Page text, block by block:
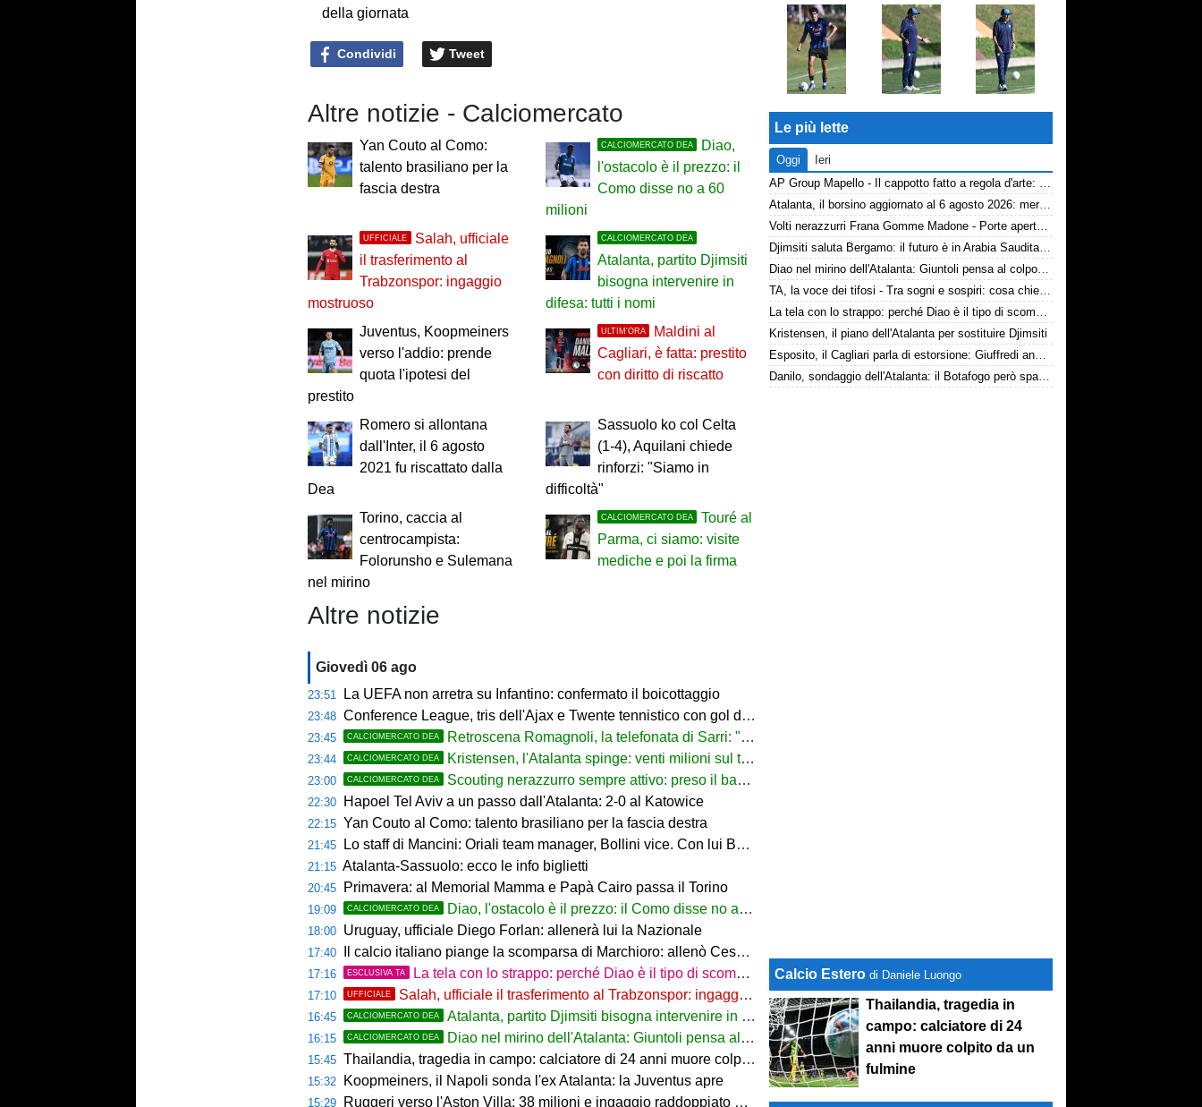
della giornata
Condividi Tweet
Altre notizie - Calciomercato
Yan Couto al Como:
talento brasiliano per la
fascia destra
CALCIOMERCATO DEA
Diao,
l'ostacolo è il prezzo: il
Como disse no a 60
milioni
UFFICIALE
Salah, ufficiale
il trasferimento al
Trabzonspor: ingaggio
mostruoso
CALCIOMERCATO DEA
Atalanta, partito Djimsiti
bisogna intervenire in
difesa: tutti i nomi
Juventus, Koopmeiners
verso l'addio: prende
quota l'ipotesi del
prestito
ULTIM'ORA
Maldini al
Cagliari, è fatta: prestito
con diritto di riscatto
Romero si allontana
dall'Inter, il 6 agosto
2021 fu riscattato dalla
Dea
Sassuolo ko col Celta
(1-4), Aquilani chiede
rinforzi: "Siamo in
difficoltà"
Torino, caccia al
centrocampista:
Folorunsho e Sulemana
nel mirino
CALCIOMERCATO DEA
Touré al
Parma, ci siamo: visite
mediche e poi la firma
Altre notizie
Giovedì 06 ago
23:51 La UEFA non arretra su Infantino: confermato il boicottaggio
23:48 Conference League, tris dell'Ajax e Twente tennistico con gol di Pjaca
23:45 CALCIOMERCATO DEA Retroscena Romagnoli, la telefonata di Sarri: "Vieni con me a Bergamo"
23:44 CALCIOMERCATO DEA Kristensen, l'Atalanta spinge: venti milioni sul tavolo
23:00 CALCIOMERCATO DEA Scouting nerazzurro sempre attivo: preso il baby difensore 2010 Levačić
22:30 Hapoel Tel Aviv a un passo dall'Atalanta: 2-0 al Katowice
22:15 Yan Couto al Como: talento brasiliano per la fascia destra
21:45 Lo staff di Mancini: Oriali team manager, Bollini vice. Con lui Bonucci, Gagliardi e Maccarone
21:15 Atalanta-Sassuolo: ecco le info biglietti
20:45 Primavera: al Memorial Mamma e Papà Cairo passa il Torino
19:09 CALCIOMERCATO DEA Diao, l'ostacolo è il prezzo: il Como disse no a 60 milioni
18:00 Uruguay, ufficiale Diego Forlan: allenerà lui la Nazionale
17:40 Il calcio italiano piange la scomparsa di Marchioro: allenò Cesena e Milan
17:16 ESCLUSIVA TA La tela con lo strappo: perché Diao è il tipo di scommessa che Giuntoli ama
17:10 UFFICIALE Salah, ufficiale il trasferimento al Trabzonspor: ingaggio mostruoso
16:45 CALCIOMERCATO DEA Atalanta, partito Djimsiti bisogna intervenire in difesa: tutti i nomi
16:15 CALCIOMERCATO DEA Diao nel mirino dell'Atalanta: Giuntoli pensa al colpo dal Como
15:45 Thailandia, tragedia in campo: calciatore di 24 anni muore colpito da un fulmine
15:32 Koopmeiners, il Napoli sonda l'ex Atalanta: la Juventus apre
15:29 Ruggeri verso l'Aston Villa: 38 milioni e ingaggio raddoppiato a 5 Mln a stagione
Le più lette
Oggi
Ieri
AP Group Mapello - Il cappotto fatto a regola d'arte: qualità certificata ICMQ
Atalanta, il borsino aggiornato al 6 agosto 2026: mercato in entrata ancora in stand-by. Si lavora sulle cessioni
Volti nerazzurri Frana Gomme Madone - Porte aperte alla New Balance Arena: i volti dei tifosi della Dea
Djimsiti saluta Bergamo: il futuro è in Arabia Saudita! Tre milioni e firma biennale
Diao nel mirino dell'Atalanta: Giuntoli pensa al colpo dal Como
TA, la voce dei tifosi - Tra sogni e sospiri: cosa chiedono davvero i tifosi dell'Atalanta
La tela con lo strappo: perché Diao è il tipo di scommessa che Giuntoli ama
Kristensen, il piano dell'Atalanta per sostituire Djimsiti
Esposito, il Cagliari parla di estorsione: Giuffredi annuncia denuncia
Danilo, sondaggio dell'Atalanta: il Botafogo però spara alto
Calcio Estero di Daniele Luongo
Thailandia, tragedia in
campo: calciatore di 24
anni muore colpito da un
fulmine